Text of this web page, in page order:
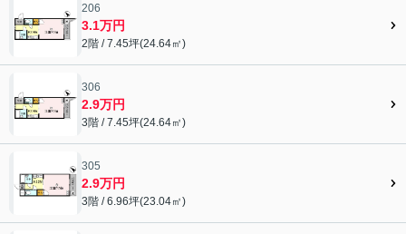
206
3.1万円
2階 / 7.45坪(24.64㎡)
306
2.9万円
3階 / 7.45坪(24.64㎡)
305
2.9万円
3階 / 6.96坪(23.04㎡)